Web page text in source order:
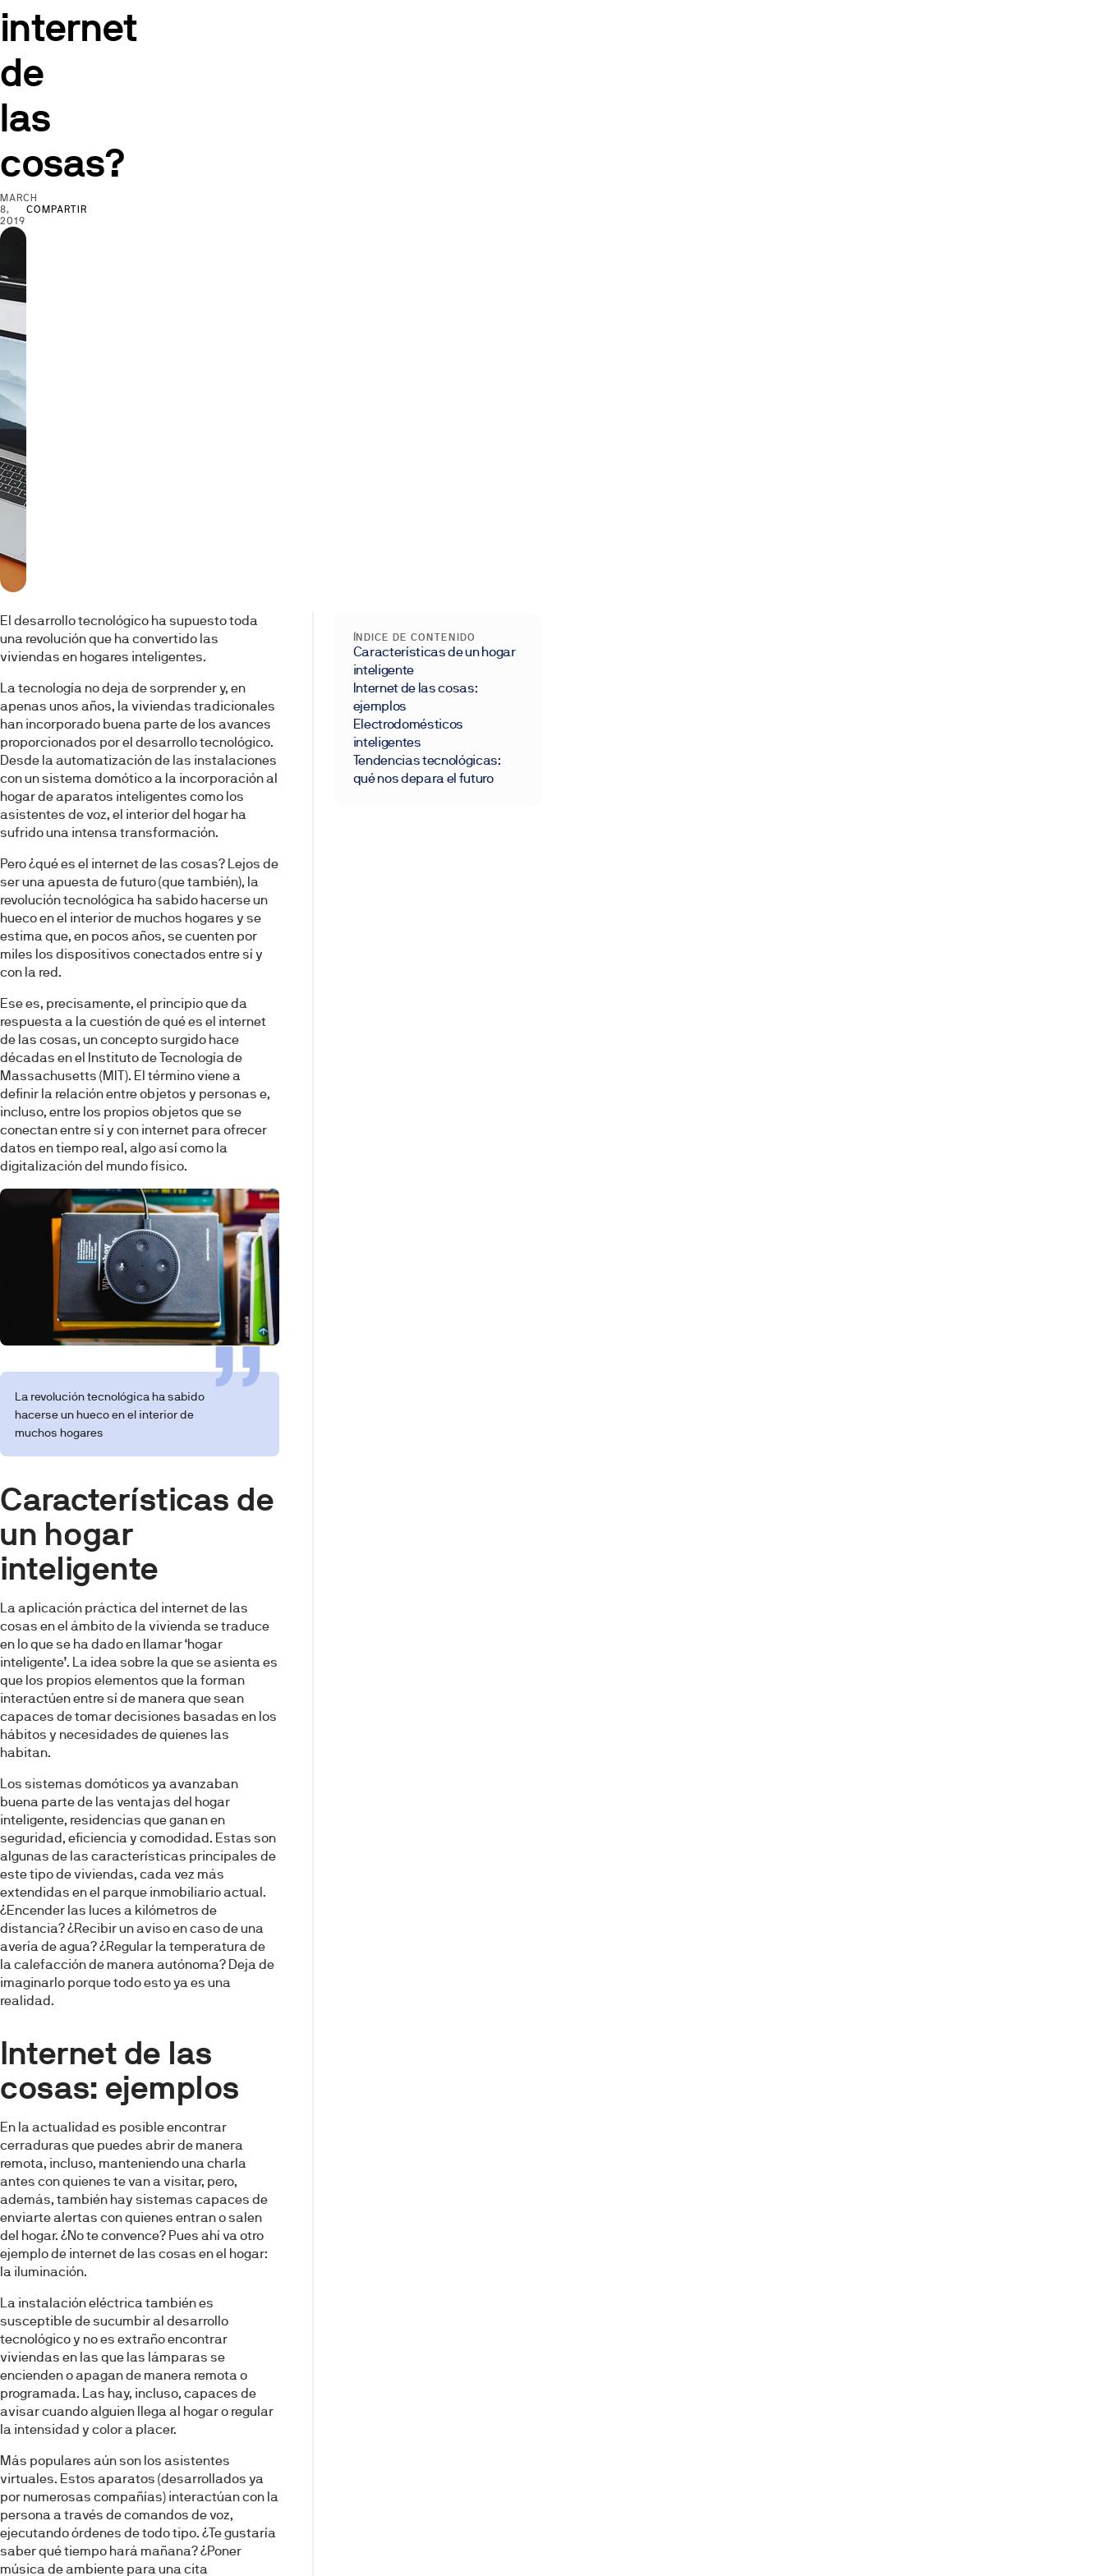
internet
de
las
cosas?
MARCH
8,
2019
COMPARTIR
El desarrollo tecnológico ha supuesto toda
una revolución que ha convertido las
viviendas en hogares inteligentes.
La tecnología no deja de sorprender y, en
apenas unos años, la viviendas tradicionales
han incorporado buena parte de los avances
proporcionados por el desarrollo tecnológico.
Desde la automatización de las instalaciones
con un sistema domótico a la incorporación al
hogar de aparatos inteligentes como los
asistentes de voz, el interior del hogar ha
sufrido una intensa transformación.
Pero ¿qué es el internet de las cosas? Lejos de
ser una apuesta de futuro (que también), la
revolución tecnológica ha sabido hacerse un
hueco en el interior de muchos hogares y se
estima que, en pocos años, se cuenten por
miles los dispositivos conectados entre sí y
con la red.
Ese es, precisamente, el principio que da
respuesta a la cuestión de qué es el internet
de las cosas, un concepto surgido hace
décadas en el Instituto de Tecnología de
Massachusetts (MIT). El término viene a
definir la relación entre objetos y personas e,
incluso, entre los propios objetos que se
conectan entre sí y con internet para ofrecer
datos en tiempo real, algo así como la
digitalización del mundo físico.
La revolución tecnológica ha sabido
hacerse un hueco en el interior de
muchos hogares
Características de
un hogar
inteligente
La aplicación práctica del internet de las
cosas en el ámbito de la vivienda se traduce
en lo que se ha dado en llamar ‘hogar
inteligente’. La idea sobre la que se asienta es
que los propios elementos que la forman
interactúen entre sí de manera que sean
capaces de tomar decisiones basadas en los
hábitos y necesidades de quienes las
habitan.
Los sistemas domóticos ya avanzaban
buena parte de las ventajas del hogar
inteligente, residencias que ganan en
seguridad, eficiencia y comodidad. Estas son
algunas de las características principales de
este tipo de viviendas, cada vez más
extendidas en el parque inmobiliario actual.
¿Encender las luces a kilómetros de
distancia? ¿Recibir un aviso en caso de una
avería de agua? ¿Regular la temperatura de
la calefacción de manera autónoma? Deja de
imaginarlo porque todo esto ya es una
realidad.
Internet de las
cosas: ejemplos
En la actualidad es posible encontrar
cerraduras que puedes abrir de manera
remota, incluso, manteniendo una charla
antes con quienes te van a visitar, pero,
además, también hay sistemas capaces de
enviarte alertas con quienes entran o salen
del hogar. ¿No te convence? Pues ahí va otro
ejemplo de internet de las cosas en el hogar:
la iluminación.
La instalación eléctrica también es
susceptible de sucumbir al desarrollo
tecnológico y no es extraño encontrar
viviendas en las que las lámparas se
encienden o apagan de manera remota o
programada. Las hay, incluso, capaces de
avisar cuando alguien llega al hogar o regular
la intensidad y color a placer.
Más populares aún son los asistentes
virtuales. Estos aparatos (desarrollados ya
por numerosas compañías) interactúan con la
persona a través de comandos de voz,
ejecutando órdenes de todo tipo. ¿Te gustaría
saber qué tiempo hará mañana? ¿Poner
música de ambiente para una cita
ÍNDICE DE CONTENIDO
Características de un hogar
inteligente
Internet de las cosas:
ejemplos
Electrodomésticos
inteligentes
Tendencias tecnológicas:
qué nos depara el futuro